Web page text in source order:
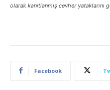
olarak kanıtlanmış cevher yataklarını
Facebook